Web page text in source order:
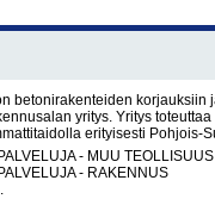
betonirakenteiden korjauksiin
yritys. Yritys
erityisesti Pohjois-
- MUU TEOLLISUUS
- RAKENNUS